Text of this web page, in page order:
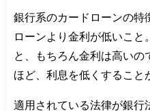
銀行系のカードローンの特
ローンより金利が低いこと
と、もちろん金利は高いの
ほど、利息を低くすること
適用されている法律が銀行